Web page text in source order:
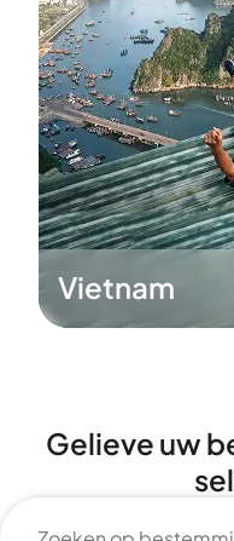
Vietnam
Gelieve uw